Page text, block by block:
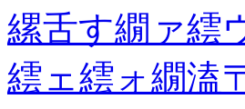
縲舌す繝ァ繧
繧ェ繧ォ繝溘